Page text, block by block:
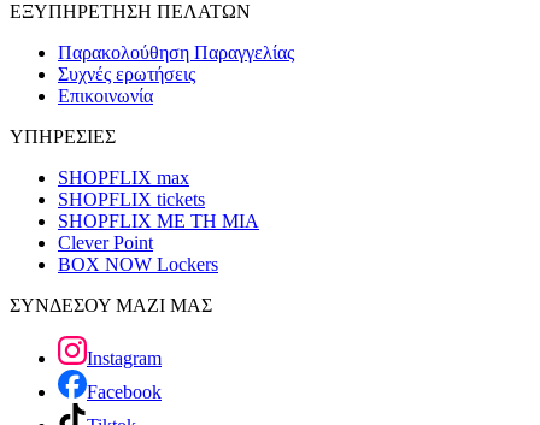
ΕΞΥΠΗΡΕΤΗΣΗ ΠΕΛΑΤΩΝ
Παρακολούθηση Παραγγελίας
Συχνές ερωτήσεις
Επικοινωνία
ΥΠΗΡΕΣΙΕΣ
SHOPFLIX max
SHOPFLIX tickets
SHOPFLIX ΜΕ ΤΗ ΜΙΑ
Clever Point
BOX NOW Lockers
ΣΥΝΔΕΣΟΥ ΜΑΖΙ ΜΑΣ
Instagram
Facebook